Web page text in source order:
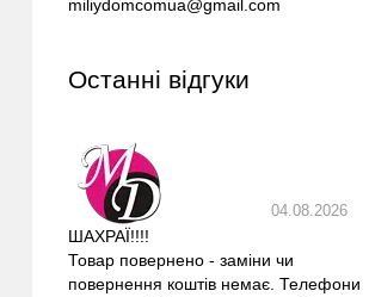
miliydomcomua@gmail.com
Останні відгуки
04.08.2026
ШАХРАЇ!!!!
Товар повернено - заміни чи
повернення коштів немає. Телефони